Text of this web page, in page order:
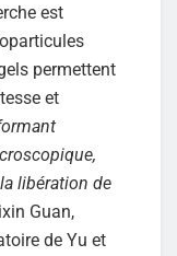
est
permettent
et
libération de
Guan,
de Yu et